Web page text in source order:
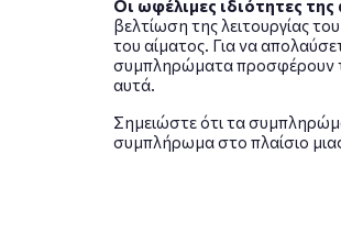
Οι ωφέλιμες ιδιότητες της
βελτίωση της λειτουργίας
του αίματος. Για να
συμπληρώματα προσφέρουν
αυτά.
Σημειώστε ότι τα
συμπλήρωμα στο πλαίσιο